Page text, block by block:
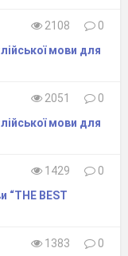
2108
0
мови для
2051
0
мови для
1429
0
“THE BEST
1383
0